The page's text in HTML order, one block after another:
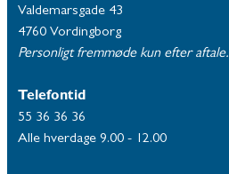
Valdemarsgade 43
4760 Vordingborg
Personligt fremmøde kun efter aftale.
Telefontid
55 36 36 36
Alle hverdage 9.00 - 12.00